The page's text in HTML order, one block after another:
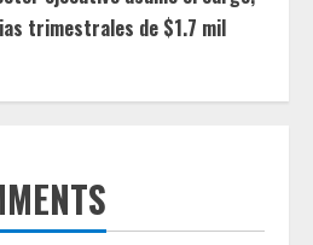
trimestrales de $1.7 mil